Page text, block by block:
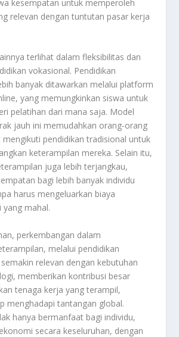
kesempatan untuk memperoleh
relevan dengan tuntutan pasar kerja
terlihat dalam fleksibilitas dan
vokasional. Pendidikan
banyak ditawarkan melalui platform
yang memungkinkan siswa untuk
pelatihan dari mana saja. Model
jauh ini memudahkan orang-orang
pendidikan tradisional untuk
keterampilan mereka. Selain itu,
juga lebih terjangkau,
bagi lebih banyak individu
harus mengeluarkan biaya
yang mahal.
perkembangan dalam
melalui pendidikan
relevan dengan kebutuhan
memberikan kontribusi besar
tenaga kerja yang terampil,
menghadapi tantangan global.
hanya bermanfaat bagi individu,
secara keseluruhan, dengan